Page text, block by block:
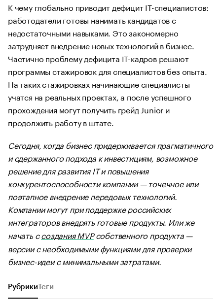
К чему глобально приводит дефицит IT-специалистов:
работодатели готовы нанимать кандидатов с
недостаточными навыками. Это закономерно
затрудняет внедрение новых технологий в бизнес.
Частично проблему дефицита IT-кадров решают
программы стажировок для специалистов без опыта.
На таких стажировках начинающие специалисты
учатся на реальных проектах, а после успешного
прохождения могут получить грейд Junior и
продолжить работу в штате.
Сегодня, когда бизнес придерживается прагматичного
и сдержанного подхода к инвестициям, возможное
решение для развития IT и повышения
конкурентоспособности компании — точечное или
поэтапное внедрение передовых технологий.
Компании могут при поддержке российских
интеграторов внедрять готовые продукты. Или же
начать ссоздания MVPсобственного продукта —
версии с необходимыми функциями для проверки
бизнес-идеи с минимальными затратами.
Рубрики Теги